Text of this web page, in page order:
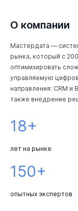
О компании
Мастердата —
рынка, который с
оптимизировать
управляемую
направления: CRM и
также внедрение
18+
лет на рынке
150+
опытных экспертов